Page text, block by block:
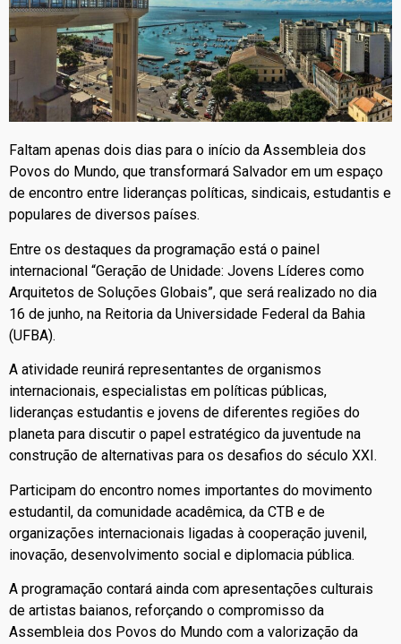
Faltam apenas dois dias para o início da Assembleia dos
Povos do Mundo, que transformará Salvador em um espaço
de encontro entre lideranças políticas, sindicais, estudantis e
populares de diversos países.
Entre os destaques da programação está o painel
internacional “Geração de Unidade: Jovens Líderes como
Arquitetos de Soluções Globais”, que será realizado no dia
16 de junho, na Reitoria da Universidade Federal da Bahia
(UFBA).
A atividade reunirá representantes de organismos
internacionais, especialistas em políticas públicas,
lideranças estudantis e jovens de diferentes regiões do
planeta para discutir o papel estratégico da juventude na
construção de alternativas para os desafios do século XXI.
Participam do encontro nomes importantes do movimento
estudantil, da comunidade acadêmica, da CTB e de
organizações internacionais ligadas à cooperação juvenil,
inovação, desenvolvimento social e diplomacia pública.
A programação contará ainda com apresentações culturais
de artistas baianos, reforçando o compromisso da
Assembleia dos Povos do Mundo com a valorização da